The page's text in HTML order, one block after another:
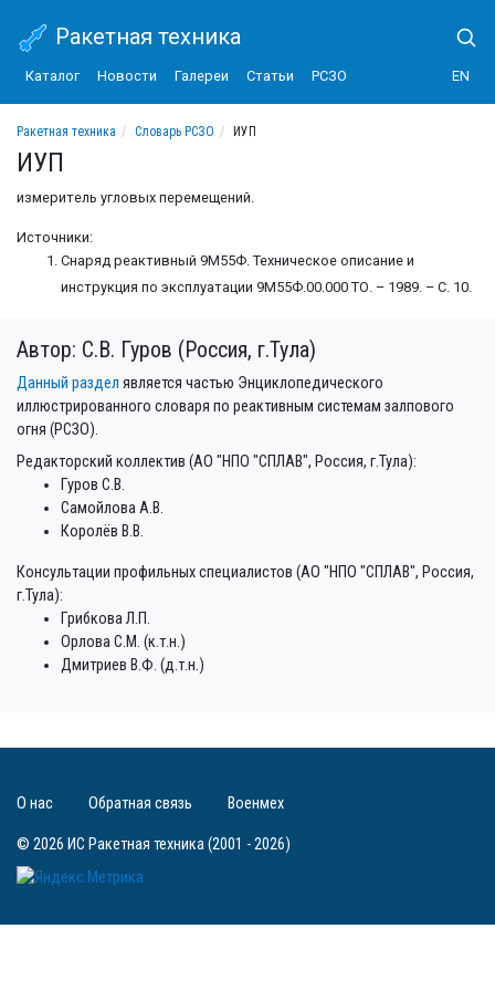
Ракетная техника
Каталог Новости Галереи Статьи РСЗО EN
Ракетная техника Словарь РСЗО ИУП
ИУП
измеритель угловых перемещений.
Источники:
Снаряд реактивный 9М55Ф. Техническое описание и
инструкция по эксплуатации 9М55Ф.00.000 ТО. – 1989. – С. 10.
Автор: С.В. Гуров (Россия, г.Тула)
Данный раздел является частью Энциклопедического
иллюстрированного словаря по реактивным системам залпового
огня (РСЗО).
Редакторский коллектив (АО "НПО "СПЛАВ", Россия, г.Тула):
Гуров С.В.
Самойлова А.В.
Королёв В.В.
Консультации профильных специалистов (АО "НПО "СПЛАВ", Россия,
г.Тула):
Грибкова Л.П.
Орлова С.М. (к.т.н.)
Дмитриев В.Ф. (д.т.н.)
© 2026 ИС Ракетная техника (2001 - 2026)
О нас Обратная связь Военмех